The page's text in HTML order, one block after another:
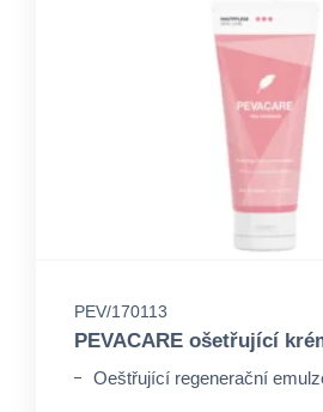
PEV/170113
PEVACARE ošetřující
Oeštřující regenerační